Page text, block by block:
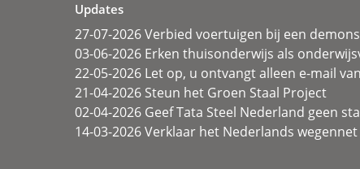
Updates
27-07-2026 Verbied voertuigen bij een
03-06-2026 Erken thuisonderwijs als
22-05-2026 Let op, u ontvangt alleen e-mail
21-04-2026 Steun het Groen Staal Project
02-04-2026 Geef Tata Steel Nederland geen
14-03-2026 Verklaar het Nederlands